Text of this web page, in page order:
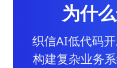
为什
织信AI低代码
构建复杂业务